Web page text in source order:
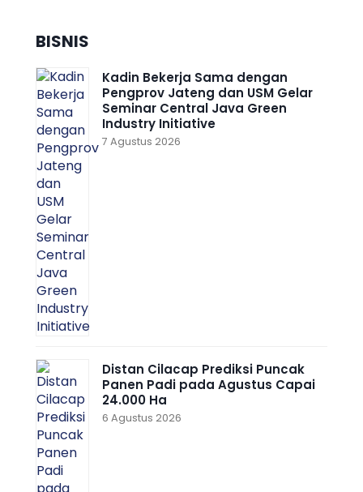
BISNIS
Kadin Bekerja Sama dengan
Pengprov Jateng dan USM Gelar
Seminar Central Java Green
Industry Initiative
7 Agustus 2026
Distan Cilacap Prediksi Puncak
Panen Padi pada Agustus Capai
24.000 Ha
6 Agustus 2026